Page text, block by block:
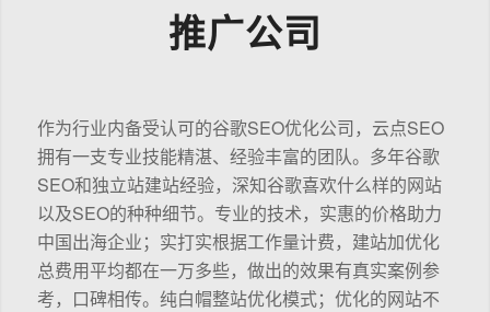
推广公司
作为行业内备受认可的谷歌SEO优化公司，云点SEO
拥有一支专业技能精湛、经验丰富的团队。多年谷歌
SEO和独立站建站经验，深知谷歌喜欢什么样的网站
以及SEO的种种细节。专业的技术，实惠的价格助力
中国出海企业；实打实根据工作量计费，建站加优化
总费用平均都在一万多些，做出的效果有真实案例参
考，口碑相传。纯白帽整站优化模式；优化的网站不